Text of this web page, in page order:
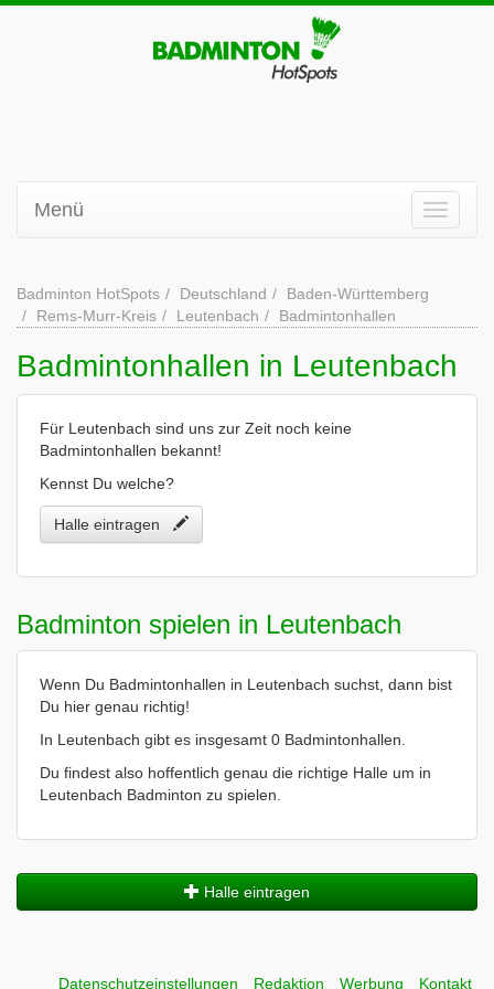
Menü
Badminton HotSpots Deutschland
Baden-Württemberg
Rems-Murr-Kreis
Leutenbach Badmintonhallen
Badmintonhallen in Leutenbach
Für Leutenbach sind uns zur Zeit noch keine
Badmintonhallen bekannt!
Kennst Du welche?
Halle eintragen
Badminton spielen in Leutenbach
Wenn Du Badmintonhallen in Leutenbach suchst, dann bist
Du hier genau richtig!
In Leutenbach gibt es insgesamt 0 Badmintonhallen.
Du findest also hoffentlich genau die richtige Halle um in
Leutenbach Badminton zu spielen.
Halle eintragen
Datenschutzeinstellungen Redaktion Werbung Kontakt